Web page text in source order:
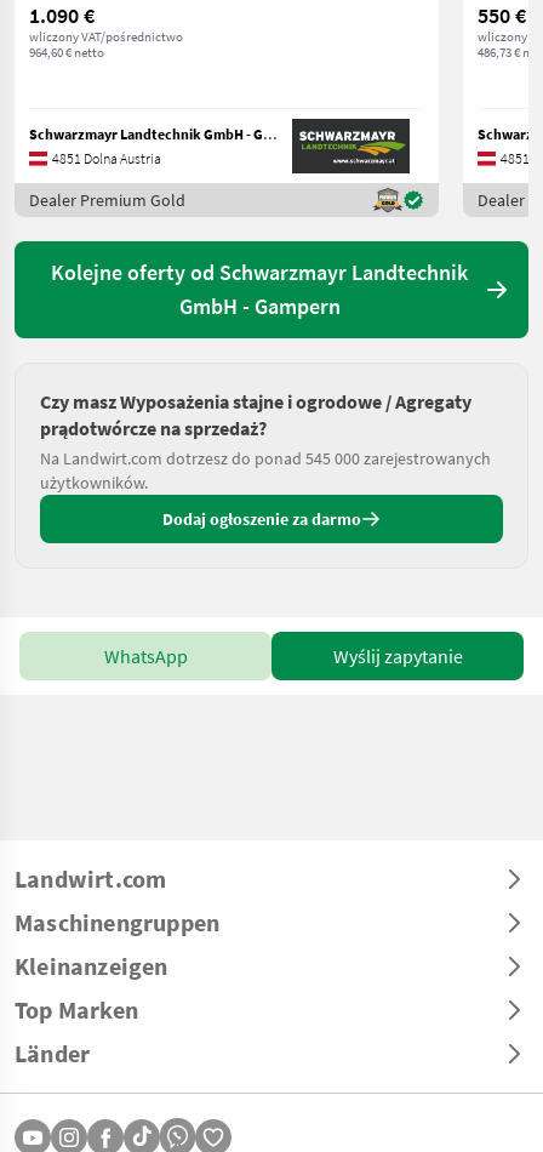
1.090 €
wliczony VAT/pośrednictwo
964,60 € netto
Schwarzmayr Landtechnik GmbH - Gampern
4851 Dolna Austria
Dealer Premium Gold
550 €
wliczony
486,73 €
4851
Dealer
Kolejne oferty od Schwarzmayr Landtechnik
GmbH - Gampern
Czy masz Wyposażenia stajne i ogrodowe / Agregaty
prądotwórcze na sprzedaż?
Na Landwirt.com dotrzesz do ponad 545 000 zarejestrowanych
użytkowników.
Dodaj ogłoszenie za darmo
WhatsApp Wyślij zapytanie
Landwirt.com
Maschinengruppen
Kleinanzeigen
Top Marken
Länder